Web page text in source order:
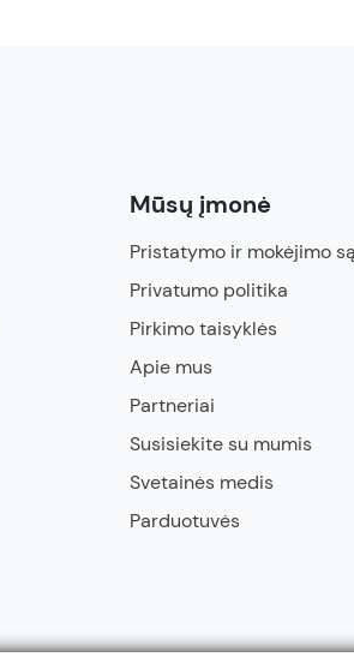
Mūsų įmonė
Pristatymo ir mokėjimo
Privatumo politika
Pirkimo taisyklės
Apie mus
Partneriai
Susisiekite su mumis
Svetainės medis
Parduotuvės